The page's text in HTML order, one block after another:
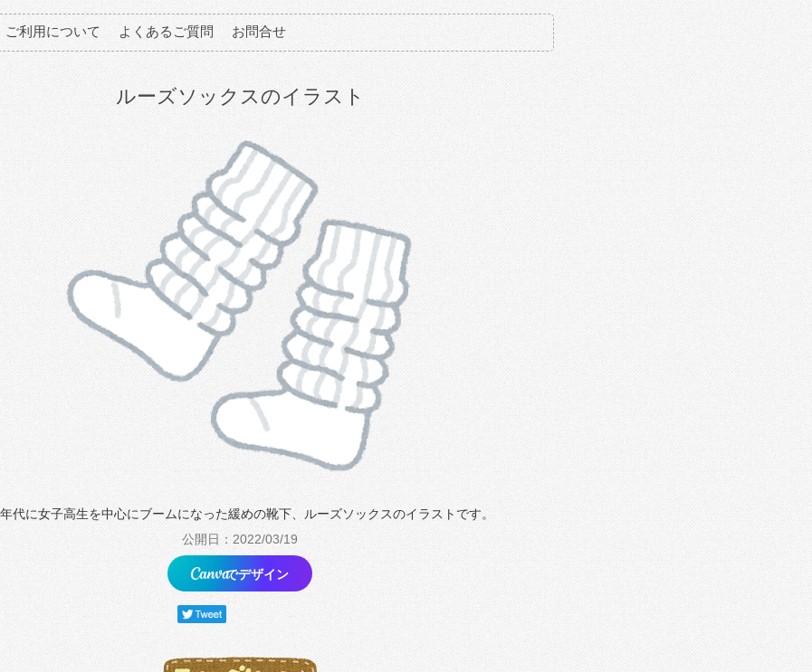
ご利用について よくあるご質問 お問合せ
ルーズソックスのイラスト
代に女子高生を中心にブームになった緩めの靴下、ルーズソックスのイラストです。
公開日：2022/03/19
でデザイン